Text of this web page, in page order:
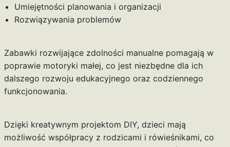
Umiejętności planowania i organizacji
Rozwiązywania problemów
Zabawki rozwijające zdolności manualne pomagają w
poprawie motoryki małej, co jest niezbędne dla ich
dalszego rozwoju edukacyjnego oraz codziennego
funkcjonowania.
Dzięki kreatywnym projektom DIY, dzieci mają
możliwość współpracy z rodzicami i rówieśnikami, co